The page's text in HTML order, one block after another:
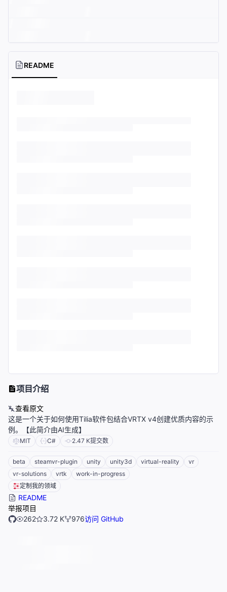
README
项目介绍
查看原文
这是一个关于如何使用Tilia软件包结合VRTX v4创建优质内容的示
例。【此简介由AI生成】
MIT C# 2.47 K提交数
beta steamvr-plugin unity unity3d virtual-reality
vr
vr-solutions
vrtk
work-in-progress
定制我的领域
README
举报项目
262
3.72 K 976访问 GitHub